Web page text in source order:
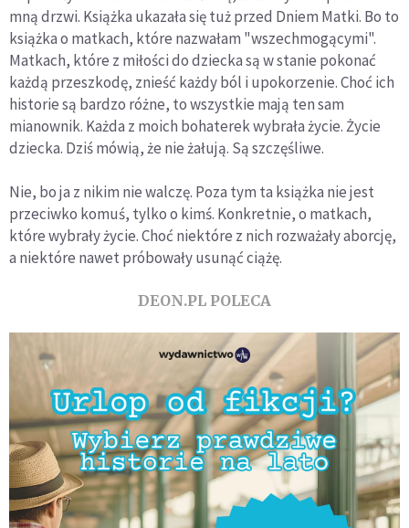
mną drzwi. Książka ukazała się tuż przed Dniem Matki. Bo to
książka o matkach, które nazwałam "wszechmogącymi".
Matkach, które z miłości do dziecka są w stanie pokonać
każdą przeszkodę, znieść każdy ból i upokorzenie. Choć ich
historie są bardzo różne, to wszystkie mają ten sam
mianownik. Każda z moich bohaterek wybrała życie. Życie
dziecka. Dziś mówią, że nie żałują. Są szczęśliwe.
Nie, bo ja z nikim nie walczę. Poza tym ta książka nie jest
przeciwko komuś, tylko o kimś. Konkretnie, o matkach,
które wybrały życie. Choć niektóre z nich rozważały aborcję,
a niektóre nawet próbowały usunąć ciążę.
DEON.PL POLECA